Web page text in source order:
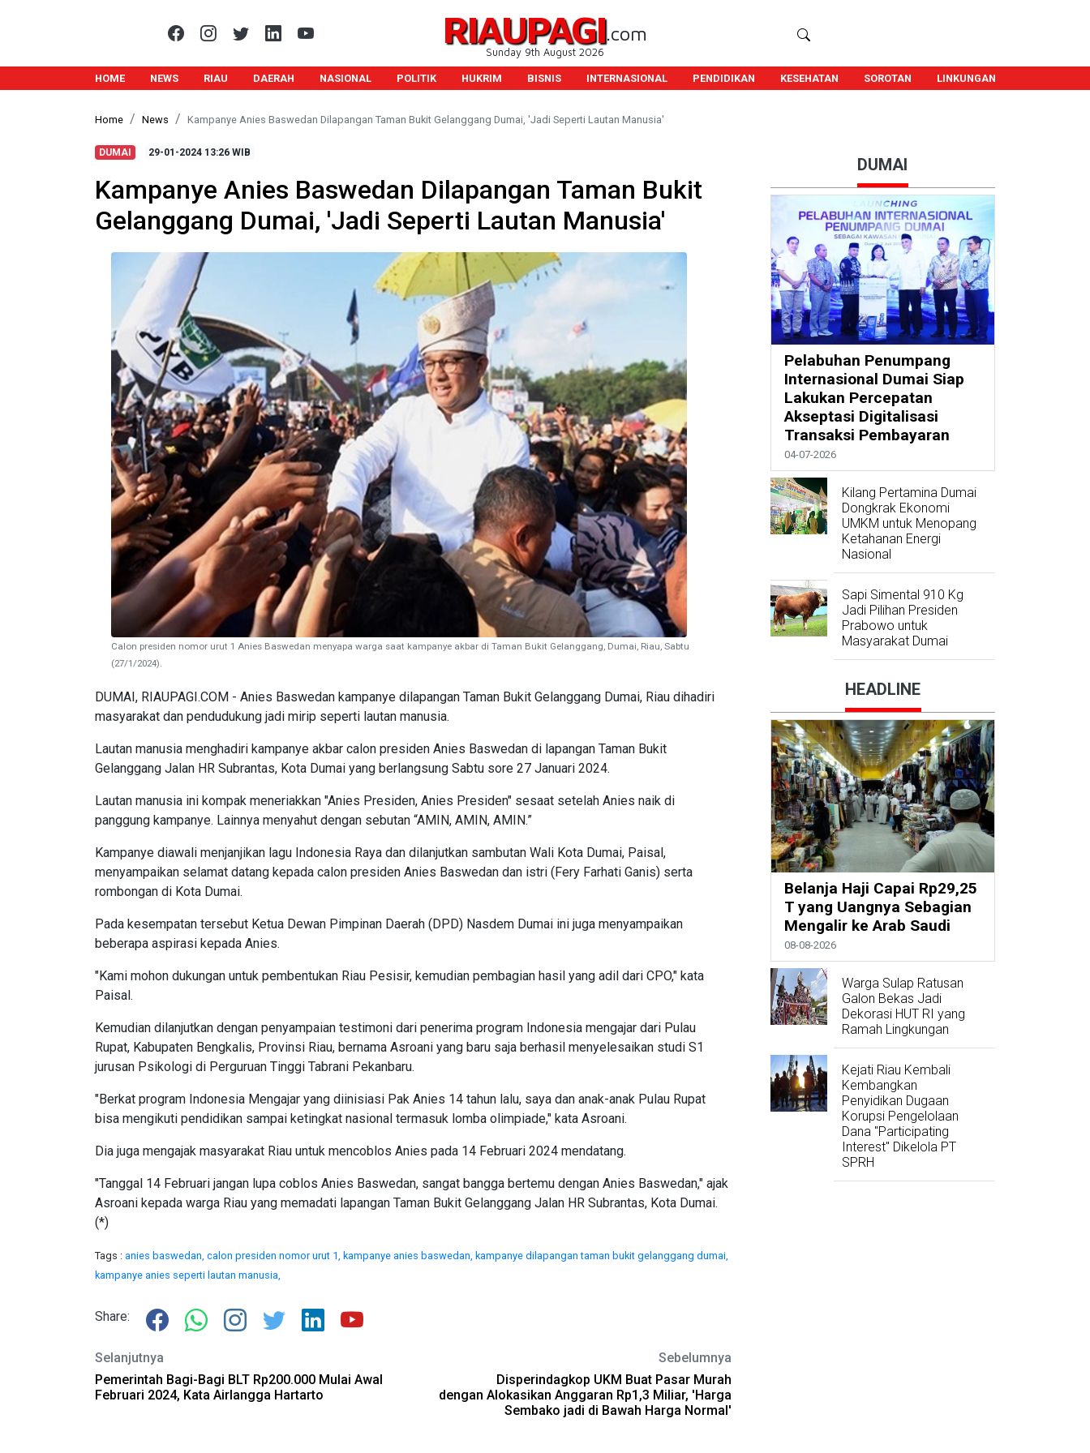
RIAUPAGI.com
Sunday 9th August 2026
HOME NEWS RIAU DAERAH NASIONAL POLITIK HUKRIM BISNIS INTERNASIONAL PENDIDIKAN KESEHATAN SOROTAN LINKUNGAN
Home News Kampanye Anies Baswedan Dilapangan Taman Bukit Gelanggang Dumai, 'Jadi Seperti Lautan Manusia'
DUMAI 29-01-2024 13:26 WIB
Kampanye Anies Baswedan Dilapangan Taman Bukit
Gelanggang Dumai, 'Jadi Seperti Lautan Manusia'
Calon presiden nomor urut 1 Anies Baswedan menyapa warga saat kampanye akbar di Taman Bukit Gelanggang, Dumai, Riau, Sabtu
(27/1/2024).
DUMAI, RIAUPAGI.COM - Anies Baswedan kampanye dilapangan Taman Bukit Gelanggang Dumai, Riau dihadiri
masyarakat dan pendudukung jadi mirip seperti lautan manusia.
Lautan manusia menghadiri kampanye akbar calon presiden Anies Baswedan di lapangan Taman Bukit
Gelanggang Jalan HR Subrantas, Kota Dumai yang berlangsung Sabtu sore 27 Januari 2024.
Lautan manusia ini kompak meneriakkan "Anies Presiden, Anies Presiden" sesaat setelah Anies naik di
panggung kampanye. Lainnya menyahut dengan sebutan “AMIN, AMIN, AMIN.”
Kampanye diawali menjanjikan lagu Indonesia Raya dan dilanjutkan sambutan Wali Kota Dumai, Paisal,
menyampaikan selamat datang kepada calon presiden Anies Baswedan dan istri (Fery Farhati Ganis) serta
rombongan di Kota Dumai.
Pada kesempatan tersebut Ketua Dewan Pimpinan Daerah (DPD) Nasdem Dumai ini juga menyampaikan
beberapa aspirasi kepada Anies.
"Kami mohon dukungan untuk pembentukan Riau Pesisir, kemudian pembagian hasil yang adil dari CPO," kata
Paisal.
Kemudian dilanjutkan dengan penyampaian testimoni dari penerima program Indonesia mengajar dari Pulau
Rupat, Kabupaten Bengkalis, Provinsi Riau, bernama Asroani yang baru saja berhasil menyelesaikan studi S1
jurusan Psikologi di Perguruan Tinggi Tabrani Pekanbaru.
"Berkat program Indonesia Mengajar yang diinisiasi Pak Anies 14 tahun lalu, saya dan anak-anak Pulau Rupat
bisa mengikuti pendidikan sampai ketingkat nasional termasuk lomba olimpiade," kata Asroani.
Dia juga mengajak masyarakat Riau untuk mencoblos Anies pada 14 Februari 2024 mendatang.
"Tanggal 14 Februari jangan lupa coblos Anies Baswedan, sangat bangga bertemu dengan Anies Baswedan," ajak
Asroani kepada warga Riau yang memadati lapangan Taman Bukit Gelanggang Jalan HR Subrantas, Kota Dumai.
(*)
Tags : anies baswedan, calon presiden nomor urut 1, kampanye anies baswedan, kampanye dilapangan taman bukit gelanggang dumai,
kampanye anies seperti lautan manusia,
Share:
Selanjutnya
Pemerintah Bagi-Bagi BLT Rp200.000 Mulai Awal
Februari 2024, Kata Airlangga Hartarto
Sebelumnya
Disperindagkop UKM Buat Pasar Murah
dengan Alokasikan Anggaran Rp1,3 Miliar, 'Harga
Sembako jadi di Bawah Harga Normal'
DUMAI
Pelabuhan Penumpang
Internasional Dumai Siap
Lakukan Percepatan
Akseptasi Digitalisasi
Transaksi Pembayaran
04-07-2026
Kilang Pertamina Dumai
Dongkrak Ekonomi
UMKM untuk Menopang
Ketahanan Energi
Nasional
Sapi Simental 910 Kg
Jadi Pilihan Presiden
Prabowo untuk
Masyarakat Dumai
HEADLINE
Belanja Haji Capai Rp29,25
T yang Uangnya Sebagian
Mengalir ke Arab Saudi
08-08-2026
Warga Sulap Ratusan
Galon Bekas Jadi
Dekorasi HUT RI yang
Ramah Lingkungan
Kejati Riau Kembali
Kembangkan
Penyidikan Dugaan
Korupsi Pengelolaan
Dana "Participating
Interest" Dikelola PT
SPRH